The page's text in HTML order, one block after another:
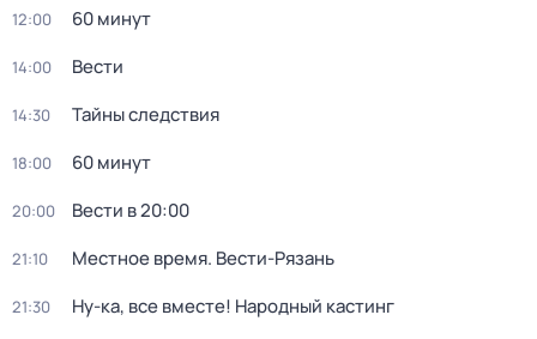
12:00 60 минут
14:00 Вести
14:30 Тайны следствия
18:00 60 минут
20:00 Вести в 20:00
21:10 Местное время. Вести-Рязань
21:30 Ну-ка, все вместе! Народный кастинг